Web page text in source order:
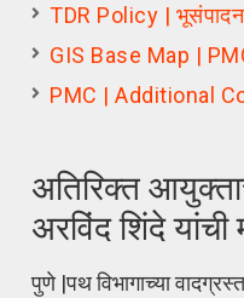
TDR Policy |
GIS Base Map |
PMC | Additional
अतिरिक्त
अरविंद शिंदे यांची
पुणे |पथ विभागाच्या